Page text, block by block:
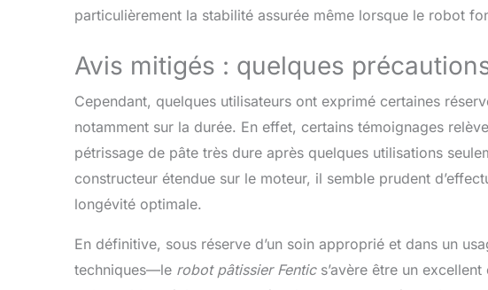
particulièrement la stabilité assurée même lorsque le robot
Avis mitigés : quelques
Cependant, quelques utilisateurs ont exprimé certaines
notamment sur la durée. En effet, certains témoignages
pétrissage de pâte très dure après quelques utilisations
constructeur étendue sur le moteur, il semble prudent
longévité optimale.
En définitive, sous réserve d’un soin approprié et dans un
techniques—le robot pâtissier Fentics’avère être un